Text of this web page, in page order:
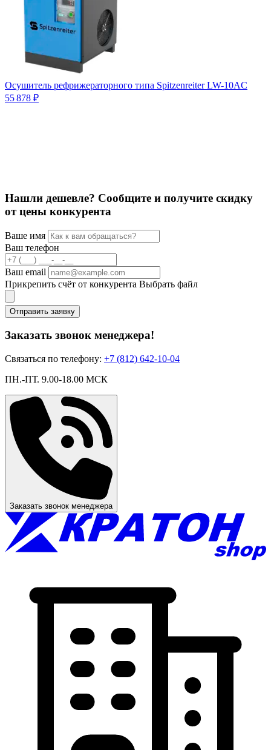
Осушитель рефрижераторного типа Spitzenreiter LW-10AC
55 878 ₽
Нашли дешевле? Сообщите и получите скидку
от цены конкурента
Ваше имя
Ваш телефон
Ваш email
Прикрепить счёт от конкурента Выбрать файл
Отправить заявку
Заказать звонок менеджера!
Связаться по телефону: +7 (812) 642-10-04
ПН.-ПТ. 9.00-18.00 МСК
Заказать звонок менеджера